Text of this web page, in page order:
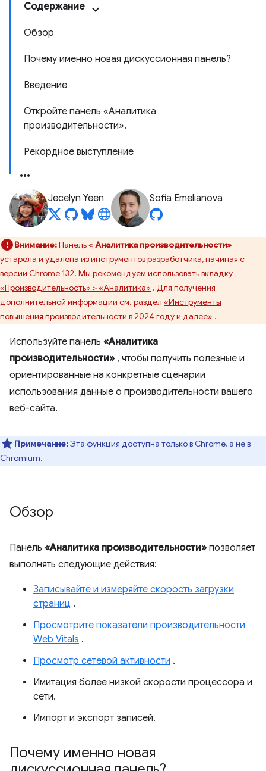
Содержание
Обзор
Почему именно новая дискуссионная панель?
Введение
Откройте панель «Аналитика
производительности».
Рекордное выступление
Jecelyn Yeen Sofia Emelianova
Внимание:Панель « Аналитика производительности»
устарела и удалена из инструментов разработчика, начиная с
версии Chrome 132. Мы рекомендуем использовать вкладку
«Производительность» > «Аналитика» . Для получения
дополнительной информации см. раздел «Инструменты
повышения производительности в 2024 году и далее» .
Используйте панель «Аналитика
производительности» , чтобы получить полезные и
ориентированные на конкретные сценарии
использования данные о производительности вашего
веб-сайта.
Примечание:Эта функция доступна только в Chrome, а не в
Chromium.
Обзор
Панель «Аналитика производительности» позволяет
выполнять следующие действия:
Записывайте и измеряйте скорость загрузки
страниц .
Просмотрите показатели производительности
Web Vitals .
Просмотр сетевой активности .
Имитация более низкой скорости процессора и
сети.
Импорт и экспорт записей.
Почему именно новая